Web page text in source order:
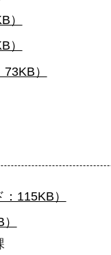
）
）
）
115KB）